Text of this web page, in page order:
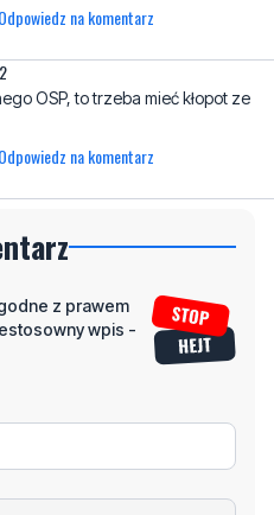
OSP, to trzeba mieć kłopot ze
na komentarz
wpis -